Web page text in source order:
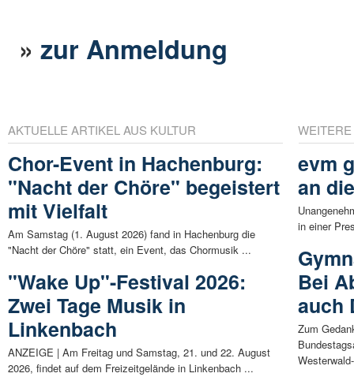
»zur Anmeldung
AKTUELLE ARTIKEL AUS KULTUR
Chor-Event in Hachenburg:
"Nacht der Chöre" begeistert
mit Vielfalt
Am Samstag (1. August 2026) fand in Hachenburg die
"Nacht der Chöre" statt, ein Event, das Chormusik ...
"Wake Up"-Festival 2026:
Zwei Tage Musik in
Linkenbach
ANZEIGE | Am Freitag und Samstag, 21. und 22. August
2026, findet auf dem Freizeitgelände in Linkenbach ...
evm
an
in einer
Bei
auch
Zum